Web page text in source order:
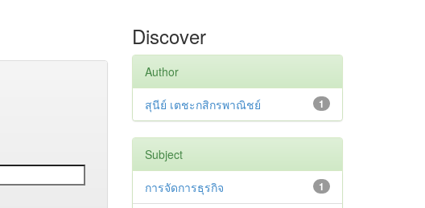
Discover
Author
1
สุนีย์ เตชะกสิกรพาณิชย์
Subject
1
การจัดการธุรกิจ